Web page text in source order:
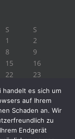
S
S
1
2
8
9
15
16
22
23
handelt es sich um
auf Ihrem
Schaden an. Wir
zu
Endgerät